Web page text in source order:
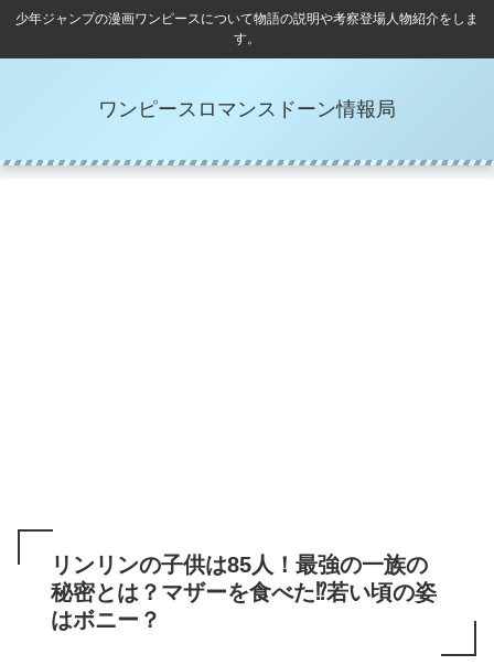
少年ジャンプの漫画ワンピースについて物語の説明や考察登場人物紹介をしま
す。
ワンピースロマンスドーン情報局
リンリンの子供は85人！最強の一族の
秘密とは？マザーを食べた⁉︎若い頃の姿
はボニー？